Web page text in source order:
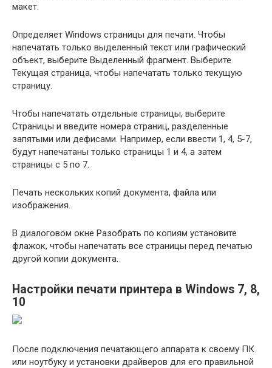
макет.
Определяет Windows страницы для печати. Чтобы
напечатать только выделенный текст или графический
объект, выберите Выделенный фрагмент. Выберите
Текущая страница, чтобы напечатать только текущую
страницу.
Чтобы напечатать отдельные страницы, выберите
Страницы и введите номера страниц, разделенные
запятыми или дефисами. Например, если ввести 1, 4, 5-7,
будут напечатаны только страницы 1 и 4, а затем
страницы с 5 по 7.
Печать нескольких копий документа, файла или
изображения.
В диалоговом окне Разобрать по копиям установите
флажок, чтобы напечатать все страницы перед печатью
другой копии документа.
Настройки печати принтера в Windows 7, 8,
10
После подключения печатающего аппарата к своему ПК
или ноутбуку и установки драйверов для его правильной